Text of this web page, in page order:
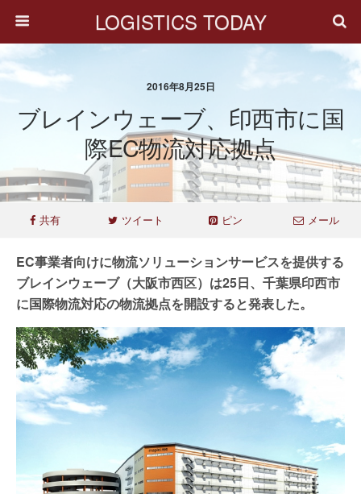
LOGISTICS TODAY
2016年8月25日
ブレインウェーブ、印西市に国
際EC物流対応拠点
共有 ツイート ピン メール
EC事業者向けに物流ソリューションサービスを提供する
ブレインウェーブ（大阪市西区）は25日、千葉県印西市
に国際物流対応の物流拠点を開設すると発表した。